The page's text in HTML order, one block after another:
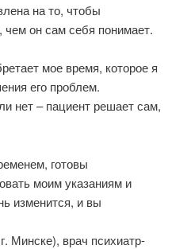
на то, чтобы
он сам себя понимает.
мое время, которое я
его проблем.
нет – пациент решает сам,
готовы
моим указаниям и
изменится, и вы
Минске), врач психиатр-